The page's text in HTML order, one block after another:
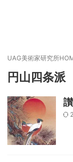
UAG美術家研究所
円山四条派